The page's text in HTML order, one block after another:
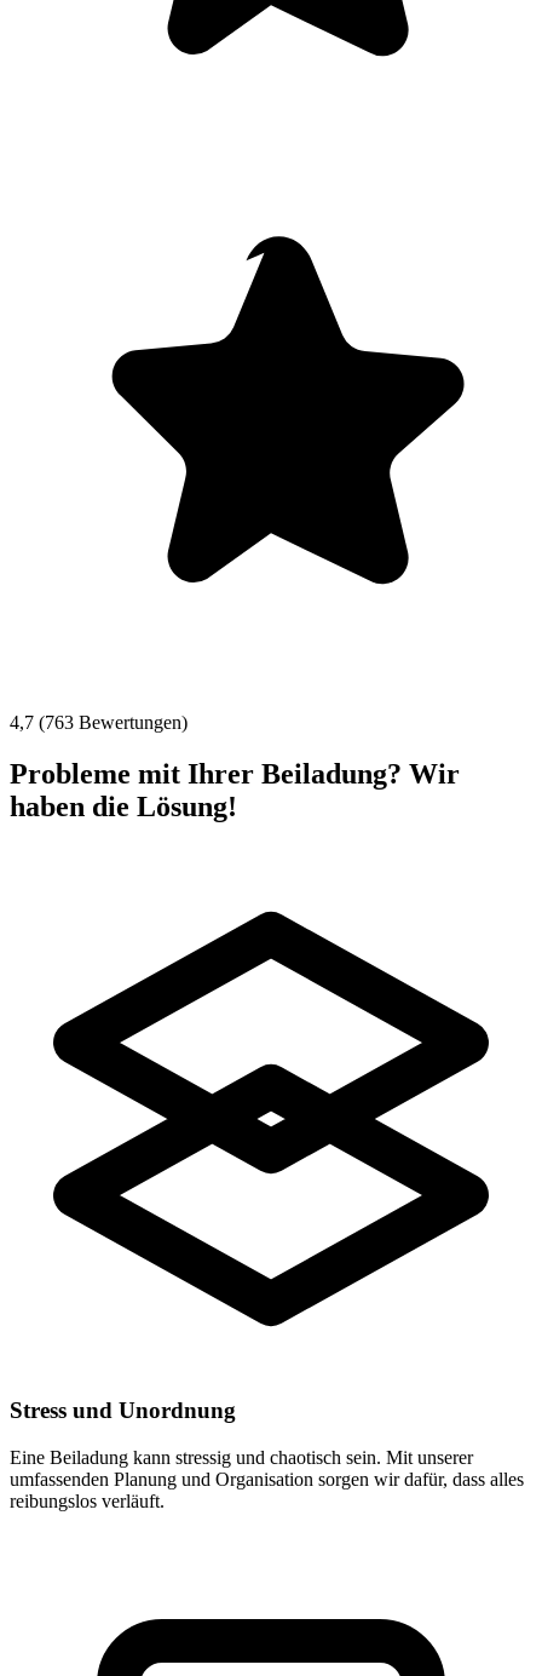
4,7 (763 Bewertungen)
Probleme mit Ihrer Beiladung? Wir
haben die Lösung!
Stress und Unordnung
Eine Beiladung kann stressig und chaotisch sein. Mit unserer
umfassenden Planung und Organisation sorgen wir dafür, dass alles
reibungslos verläuft.